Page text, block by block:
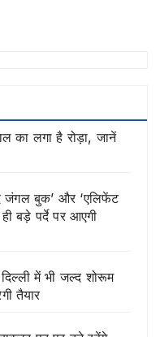
का लगा है रोड़ा, जानें
जंगल बुक’ और ‘एलिफेंट
बड़े पर्दे पर आएगी
में भी जल्द शोरूम
तैयार